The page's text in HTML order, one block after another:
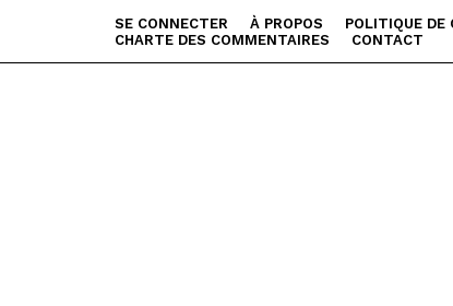
SE CONNECTER À PROPOS
POLITIQUE DE
CHARTE DES COMMENTAIRES
CONTACT